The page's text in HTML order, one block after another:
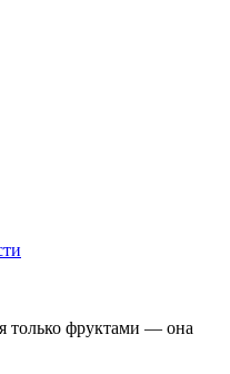
только фруктами — она